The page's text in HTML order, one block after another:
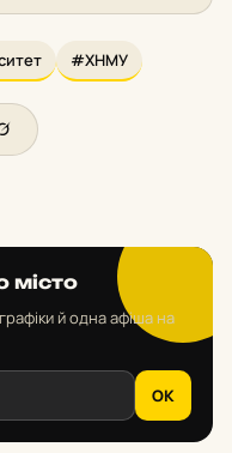
#ХНМУ
місто
й одна афіша на
OK